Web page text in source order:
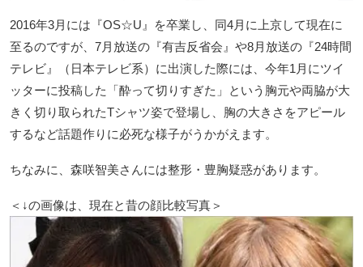
2016年3月には『OS☆U』を卒業し、同4月に上京して現在に
至るのですが、7月放送の『有吉反省会』や8月放送の『24時間
テレビ』（日本テレビ系）に出演した際には、今年1月にツイ
ッターに投稿した「酔って切りすぎた」という胸元や両脇が大
きく切り取られたTシャツ姿で登場し、胸の大きさをアピール
するなど話題作りに必死な様子がうかがえます。
ちなみに、森咲智美さんには整形・豊胸疑惑があります。
＜↓の画像は、現在と昔の顔比較写真＞